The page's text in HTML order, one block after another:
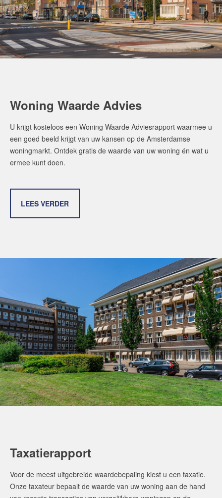
Woning Waarde Advies
U krijgt kosteloos een Woning Waarde Adviesrapport waarmee u
een goed beeld krijgt van uw kansen op de Amsterdamse
woningmarkt. Ontdek gratis de waarde van uw woning én wat u
ermee kunt doen.
LEES VERDER
Taxatierapport
Voor de meest uitgebreide waardebepaling kiest u een taxatie.
Onze taxateur bepaalt de waarde van uw woning aan de hand